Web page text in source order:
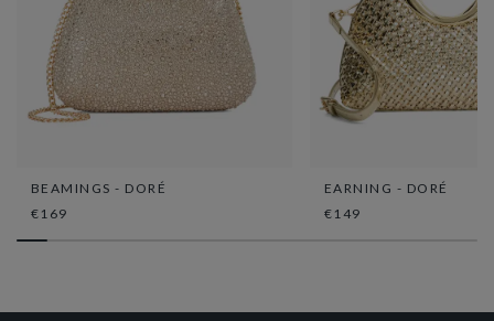
BEAMINGS - DORÉ
€169
EARNING - DORÉ
€149